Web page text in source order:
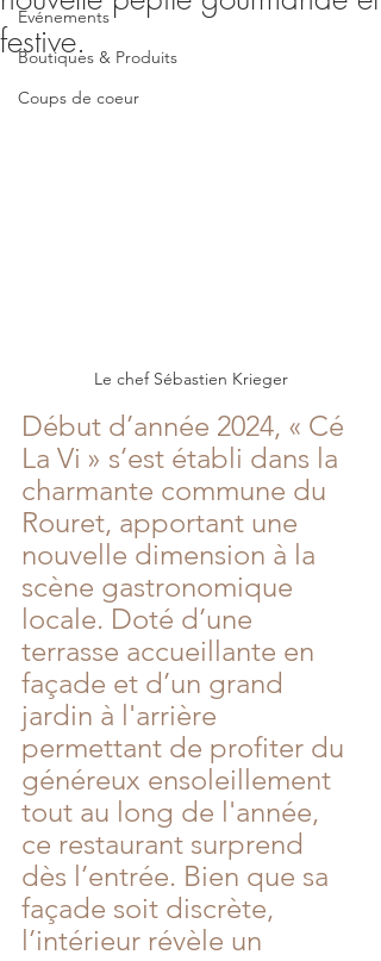
Evénements
Boutiques & Produits
Coups de coeur
festive.
Le chef Sébastien Krieger
Début d’année 2024, « Cé
La Vi » s’est établi dans la
charmante commune du
Rouret, apportant une
nouvelle dimension à la
scène gastronomique
locale. Doté d’une
terrasse accueillante en
façade et d’un grand
jardin à l'arrière
permettant de profiter du
généreux ensoleillement
tout au long de l'année,
ce restaurant surprend
dès l’entrée. Bien que sa
façade soit discrète,
l’intérieur révèle un